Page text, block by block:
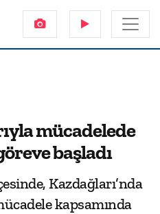
mücadelede
başladı
Kazdağları’nda
kapsamında